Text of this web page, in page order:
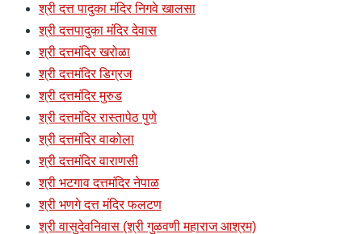
श्री दत्त पादुका मंदिर निगवे खालसा
श्री दत्तपादुका मंदिर देवास
श्री दत्तमंदिर खरोळा
श्री दत्तमंदिर डिग्रज
श्री दत्तमंदिर मुरुड
श्री दत्तमंदिर रास्तापेठ पुणे
श्री दत्तमंदिर वाकोला
श्री दत्तमंदिर वाराणसी
श्री भटगाव दत्तमंदिर नेपाळ
श्री भणगे दत्त मंदिर फलटण
श्री वासुदेवनिवास (श्री गुळवणी महाराज आश्रम)